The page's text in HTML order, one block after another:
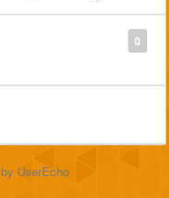
0
by UserEcho